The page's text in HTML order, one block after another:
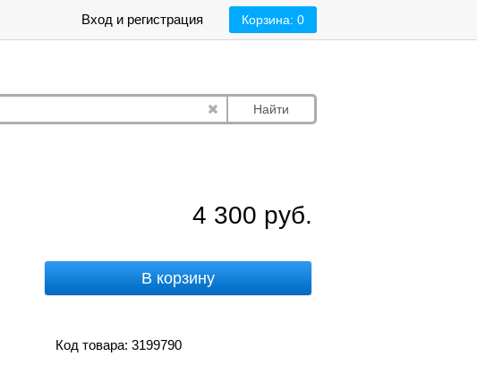
Корзина: 0
Вход и регистрация
Найти
4 300 руб.
В корзину
Код товара: 3199790